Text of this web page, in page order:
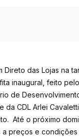
Direto das Lojas na
inaugural, feito
de
da CDL Arlei
Até o próximo
preços e